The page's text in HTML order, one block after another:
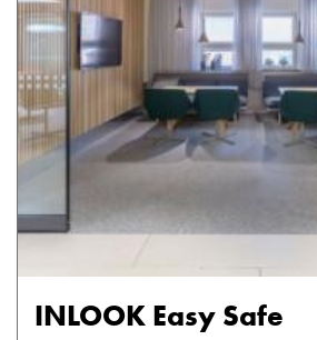
INLOOK Easy Safe